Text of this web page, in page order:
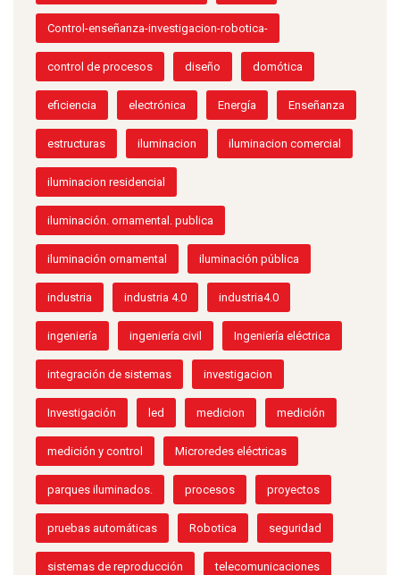
Control-enseñanza-investigacion-robotica-
control de procesos diseño domótica
eficiencia electrónica Energía Enseñanza
estructuras iluminacion iluminacion comercial
iluminacion residencial
iluminación. ornamental. publica
iluminación ornamental iluminación pública
industria industria 4.0 industria4.0
ingeniería ingeniería civil Ingeniería eléctrica
integración de sistemas investigacion
Investigación led medicion medición
medición y control Microredes eléctricas
parques iluminados. procesos proyectos
pruebas automáticas Robotica seguridad
sistemas de reproducción telecomunicaciones